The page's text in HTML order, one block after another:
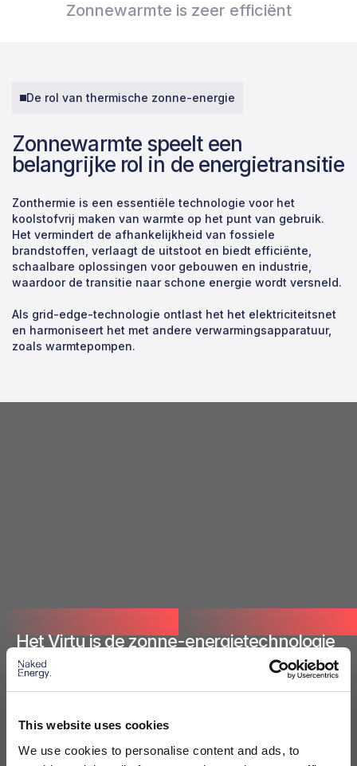
This website uses cookies
We use cookies to personalise content and ads, to
Zonnewarmte is zeer efficiënt
De rol van thermische zonne-energie
Zonnewarmte speelt een
belangrijke rol in de energietransitie
Zonthermie is een essentiële technologie voor het
koolstofvrij maken van warmte op het punt van gebruik.
Het vermindert de afhankelijkheid van fossiele
brandstoffen, verlaagt de uitstoot en biedt efficiënte,
schaalbare oplossingen voor gebouwen en industrie,
waardoor de transitie naar schone energie wordt versneld.
Als grid-edge-technologie ontlast het het elektriciteitsnet
en harmoniseert het met andere verwarmingsapparatuur,
zoals warmtepompen.
Het Virtu is de zonne-energietechnologie
met de hoogste energiedichtheid ter
wereld.